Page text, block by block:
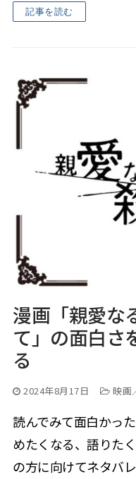
記事を読む
漫画「親愛な
て」の面白さ
る
2024年8月17日 映画
読んでみて面白かっ
めたくなる、語りた
の方に向けてネタバ